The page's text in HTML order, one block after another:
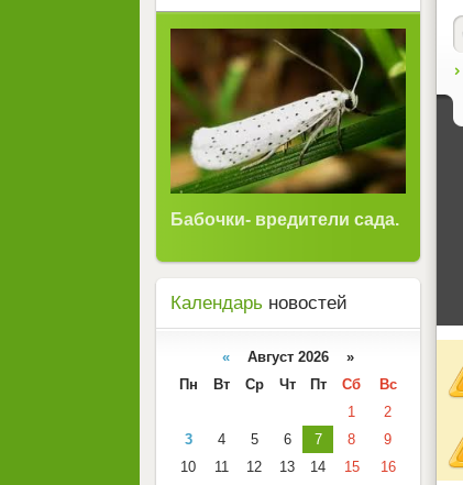
Бабочки- вредители сада.
Календарь новостей
« Август 2026 »
Пн
Вт Ср Чт Пт Сб
Вс
1
2
3
4 5 6 7 8
9
10
11 12 13 14 15
16